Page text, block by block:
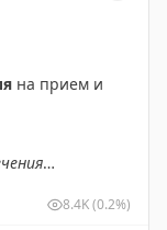
на прием и
8.4K(0.2%)